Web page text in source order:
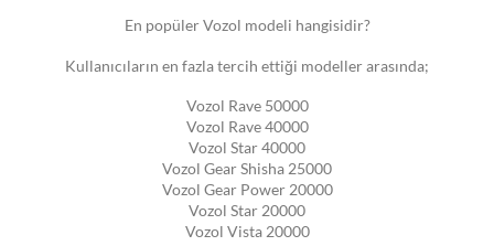
En popüler Vozol modeli hangisidir?
Kullanıcıların en fazla tercih ettiği modeller arasında;
Vozol Rave 50000
Vozol Rave 40000
Vozol Star 40000
Vozol Gear Shisha 25000
Vozol Gear Power 20000
Vozol Star 20000
Vozol Vista 20000